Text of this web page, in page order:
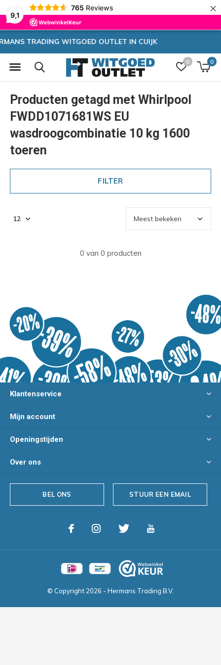
9,1
765 Reviews ×
0 0
Zeer hoge korting
Producten getagd met Whirlpool
FWDD1071681WS EU
wasdroogcombinatie 10 kg 1600
toeren
FILTER
0 van 0 producten
Klantenservice
Mijn account
Openingstijden
Over ons
BEL ONS STUUR EEN EMAIL
© Copyright 2026 - Hermans Trading B.V.